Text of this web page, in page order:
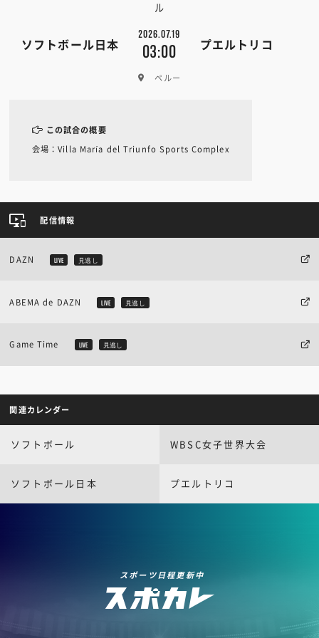
ル
ソフトボール日本
2026.07.19
03:00 プエルトリコ
ペルー
この試合の概要
会場：Villa María del Triunfo Sports Complex
配信情報
DAZN LIVE 見逃し
ABEMA de DAZN LIVE 見逃し
Game Time LIVE 見逃し
関連カレンダー
ソフトボール WBSC女子世界大会
ソフトボール日本 プエルトリコ
スポーツ日程更新中